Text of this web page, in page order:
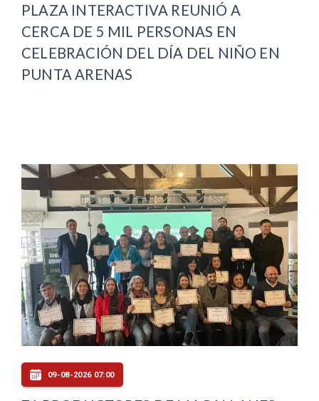
PLAZA INTERACTIVA REUNIÓ A
CERCA DE 5 MIL PERSONAS EN
CELEBRACIÓN DEL DÍA DEL NIÑO EN
PUNTA ARENAS
09-08-2026 07:00